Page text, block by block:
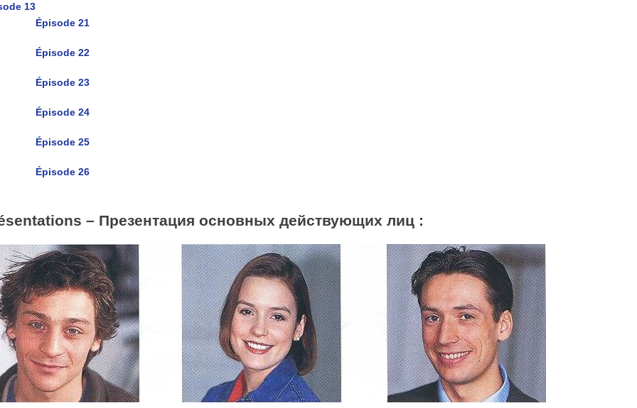
13
Épisode 21
Épisode 22
Épisode 23
Épisode 24
Épisode 25
Épisode 26
– Презентация основных действующих лиц :